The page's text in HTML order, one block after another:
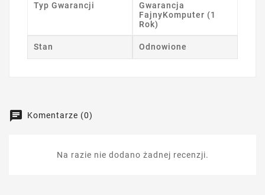
Typ Gwarancji
Gwarancja
FajnyKomputer (1
Rok)
Stan Odnowione
Komentarze (0)
Na razie nie dodano żadnej recenzji.